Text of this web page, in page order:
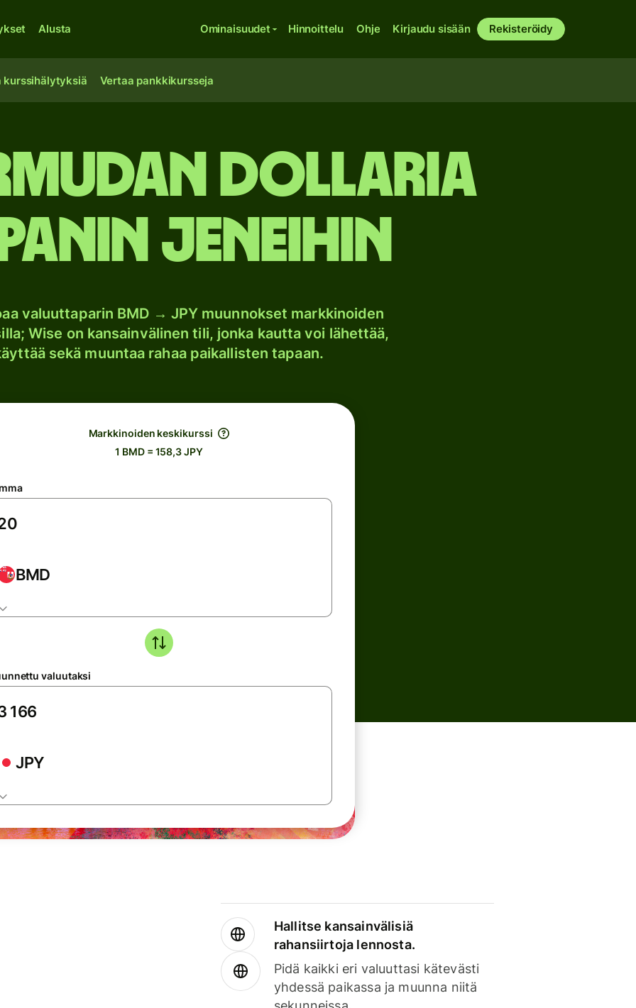
Alusta Ominaisuudet Hinnoittelu Ohje Kirjaudu sisään Rekisteröidy
kurssihälytyksiä Vertaa pankkikursseja
dollaria
jeneihin
valuuttaparin BMD → JPY muunnokset markkinoiden
Wise on kansainvälinen tili, jonka kautta voi lähettää,
sekä muuntaa rahaa paikallisten tapaan.
Markkinoiden keskikurssi
1 BMD = 158,3 JPY
BMD
valuutaksi
JPY
Hallitse kansainvälisiä
rahansiirtoja lennosta.
Pidä kaikki eri valuuttasi kätevästi
yhdessä paikassa ja muunna niitä